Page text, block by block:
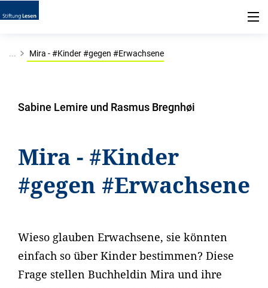
... Mira - #Kinder #gegen #Erwachsene
Sabine Lemire und Rasmus Bregnhøi
Mira - #Kinder
#gegen #Erwachsene
Wieso glauben Erwachsene, sie könnten
einfach so über Kinder bestimmen? Diese
Frage stellen Buchheldin Mira und ihre